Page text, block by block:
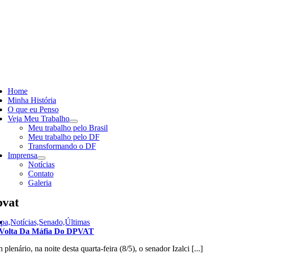
Home
Minha História
O que eu Penso
Veja Meu Trabalho
Meu trabalho pelo Brasil
Meu trabalho pelo DF
Transformando o DF
Imprensa
Notícias
Contato
Galeria
Da Máfia Do DPVAT
plenário, na noite desta quarta-feira (8/5), o senador Izalci [...]